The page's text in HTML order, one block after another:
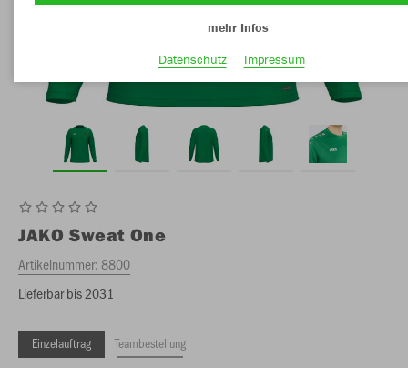
JAKO Sweat One
Artikelnummer:8800
Lieferbar bis 2031
Einzelauftrag Teambestellung
mehr Infos
Datenschutz
Impressum